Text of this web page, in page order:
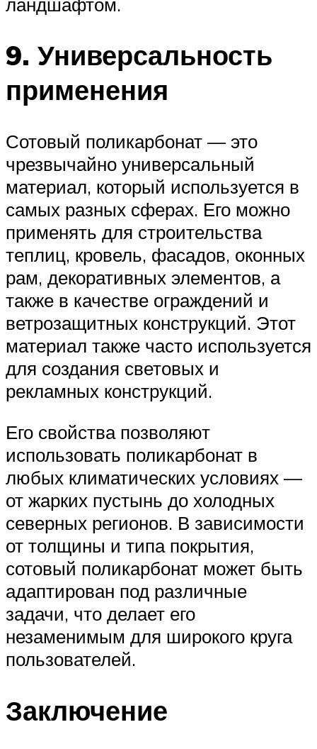
9. Универсальность
применения
Сотовый поликарбонат — это
чрезвычайно универсальный
материал, который используется в
самых разных сферах. Его можно
применять для строительства
теплиц, кровель, фасадов, оконных
рам, декоративных элементов, а
также в качестве ограждений и
ветрозащитных конструкций. Этот
материал также часто используется
для создания световых и
рекламных конструкций.
Его свойства позволяют
использовать поликарбонат в
любых климатических условиях —
от жарких пустынь до холодных
северных регионов. В зависимости
от толщины и типа покрытия,
сотовый поликарбонат может быть
адаптирован под различные
задачи, что делает его
незаменимым для широкого круга
пользователей.
Заключение